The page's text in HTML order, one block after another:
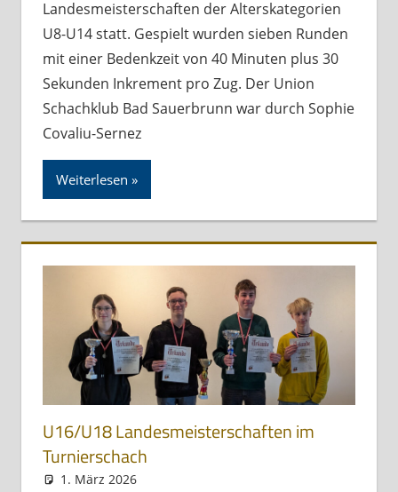
Landesmeisterschaften der Alterskategorien
U8-U14 statt. Gespielt wurden sieben Runden
mit einer Bedenkzeit von 40 Minuten plus 30
Sekunden Inkrement pro Zug. Der Union
Schachklub Bad Sauerbrunn war durch Sophie
Covaliu-Sernez
Weiterlesen
U16/U18 Landesmeisterschaften im
Turnierschach
1. März 2026